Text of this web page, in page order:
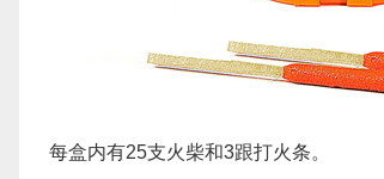
每盒内有25支火柴和3跟打火条。